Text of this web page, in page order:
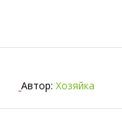
Автор:Хозяйка